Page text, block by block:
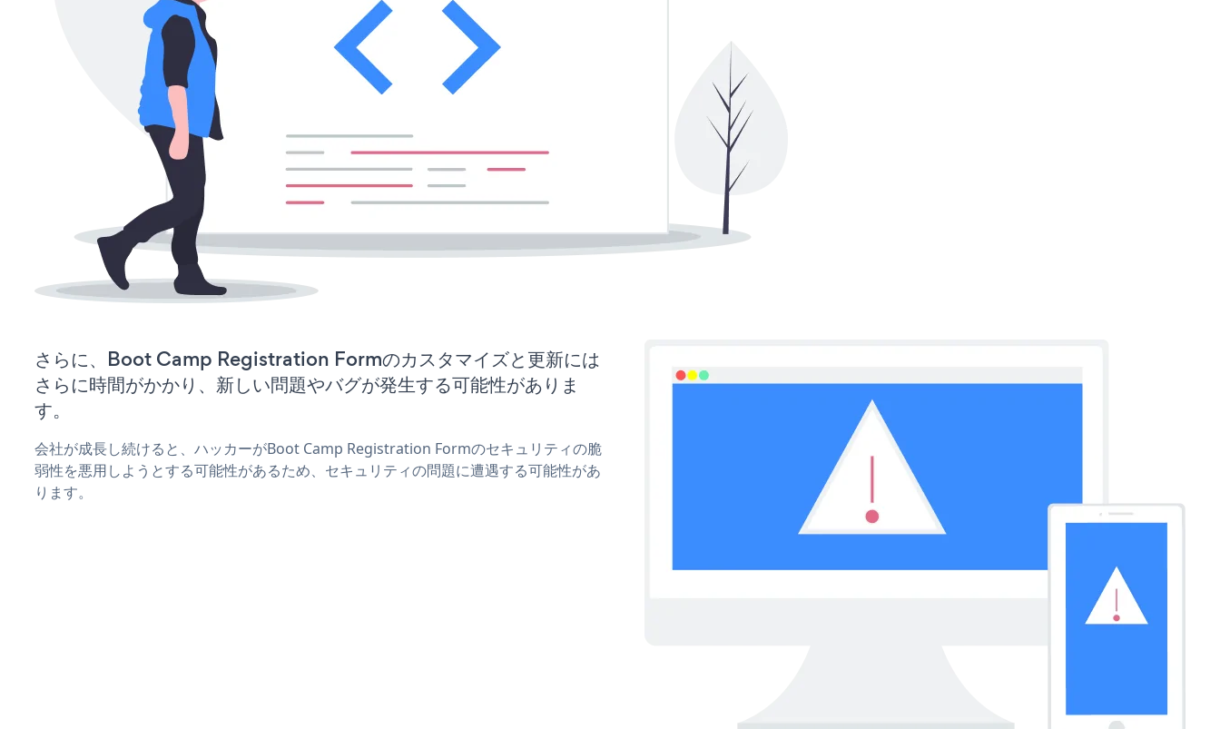
さらに、Boot Camp Registration Formのカスタマイズと更新には
さらに時間がかかり、新しい問題やバグが発生する可能性がありま
す。
会社が成長し続けると、ハッカーがBoot Camp Registration Formのセキュリティの脆
弱性を悪用しようとする可能性があるため、セキュリティの問題に遭遇する可能性があ
ります。